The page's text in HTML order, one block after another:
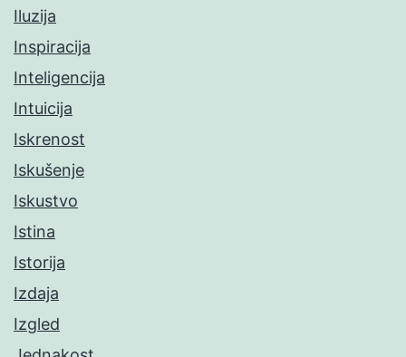
Iluzija
Inspiracija
Inteligencija
Intuicija
Iskrenost
Iskušenje
Iskustvo
Istina
Istorija
Izdaja
Izgled